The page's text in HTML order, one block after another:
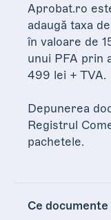
Aprobat.ro
adaugă taxa
în valoare de
unui PFA prin
499 lei + TVA.
Depunerea
Registrul
pachetele.
Ce